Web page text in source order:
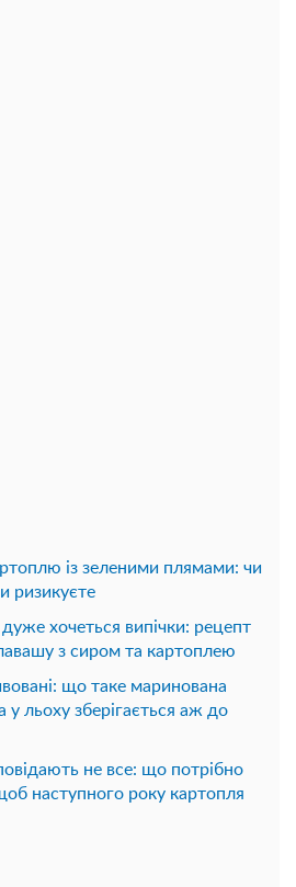
із зеленими плямами: чи
ризикуєте
хочеться випічки: рецепт
з сиром та картоплею
що таке маринована
у льоху зберігається аж до
не все: що потрібно
наступного року картопля